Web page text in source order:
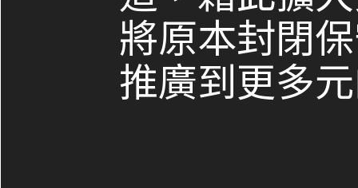
將原本封閉
推廣到更多